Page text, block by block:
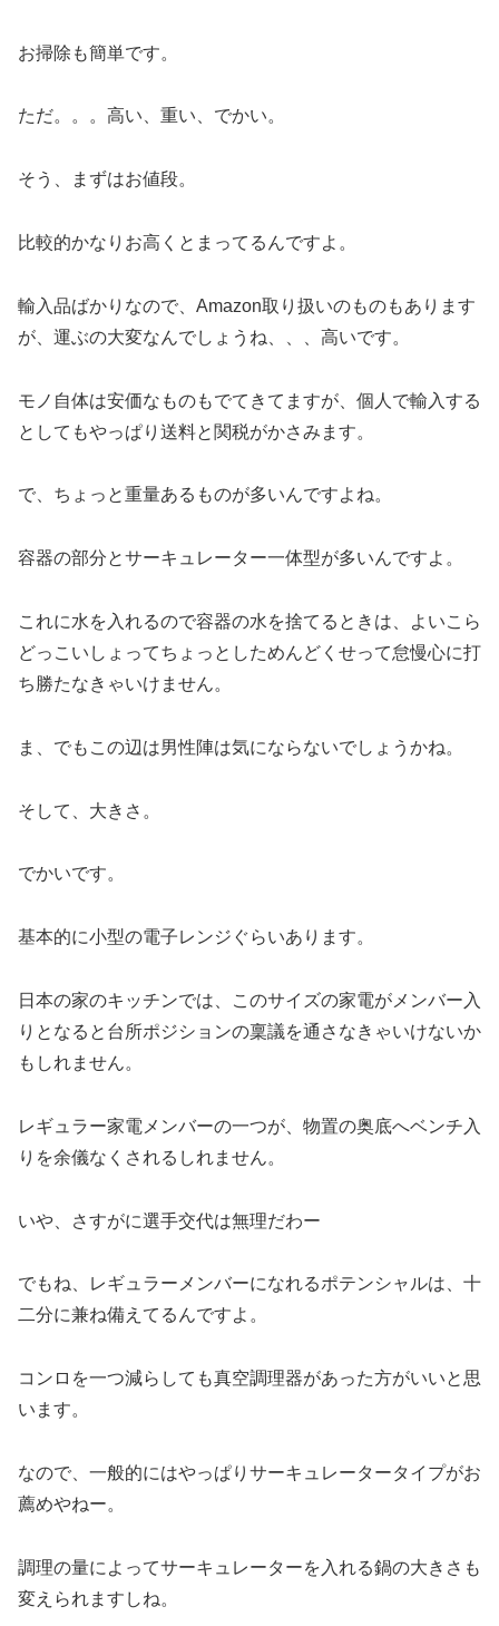
お掃除も簡単です。
ただ。。。高い、重い、でかい。
そう、まずはお値段。
比較的かなりお高くとまってるんですよ。
輸入品ばかりなので、Amazon取り扱いのものもあります
が、運ぶの大変なんでしょうね、、、高いです。
モノ自体は安価なものもでてきてますが、個人で輸入する
としてもやっぱり送料と関税がかさみます。
で、ちょっと重量あるものが多いんですよね。
容器の部分とサーキュレーター一体型が多いんですよ。
これに水を入れるので容器の水を捨てるときは、よいこら
どっこいしょってちょっとしためんどくせって怠慢心に打
ち勝たなきゃいけません。
ま、でもこの辺は男性陣は気にならないでしょうかね。
そして、大きさ。
でかいです。
基本的に小型の電子レンジぐらいあります。
日本の家のキッチンでは、このサイズの家電がメンバー入
りとなると台所ポジションの稟議を通さなきゃいけないか
もしれません。
レギュラー家電メンバーの一つが、物置の奥底へベンチ入
りを余儀なくされるしれません。
いや、さすがに選手交代は無理だわー
でもね、レギュラーメンバーになれるポテンシャルは、十
二分に兼ね備えてるんですよ。
コンロを一つ減らしても真空調理器があった方がいいと思
います。
なので、一般的にはやっぱりサーキュレータータイプがお
薦めやねー。
調理の量によってサーキュレーターを入れる鍋の大きさも
変えられますしね。